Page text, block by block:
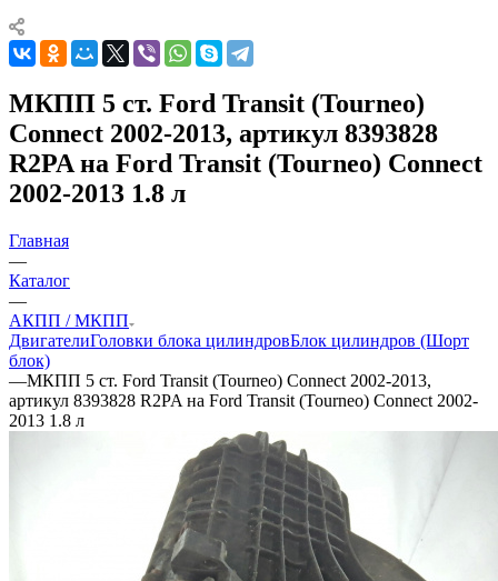
МКПП 5 ст. Ford Transit (Tourneo)
Connect 2002-2013, артикул 8393828
R2PA на Ford Transit (Tourneo) Connect
2002-2013 1.8 л
Главная
—
Каталог
—
АКПП / МКПП
ДвигателиГоловки блока цилиндровБлок цилиндров (Шорт
блок)
—МКПП 5 ст. Ford Transit (Tourneo) Connect 2002-2013,
артикул 8393828 R2PA на Ford Transit (Tourneo) Connect 2002-
2013 1.8 л